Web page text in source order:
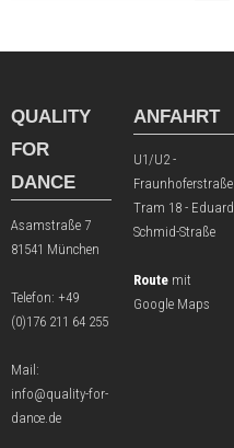
QUALITY
FOR
DANCE
Asamstraße 7
81541 München
Telefon: +49
(0)176 211 64 255
Mail:
info@quality-for-
dance.de
ANFAHRT
U1/U2 -
Fraunhoferstraße
Tram 18 - Eduard
Schmid-Straße
Route mit
Google Maps